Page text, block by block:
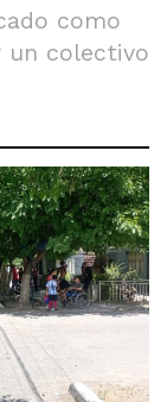
como
un colectivo